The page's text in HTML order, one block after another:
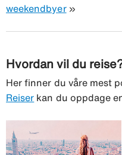
weekendbyer»
Hvordan vil du
Her finner du våre mest
Reiser kan du oppdage